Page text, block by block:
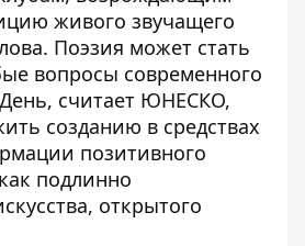
живого звучащего
Поэзия может стать
вопросы современного
считает ЮНЕСКО,
созданию в средствах
позитивного
подлинно
открытого